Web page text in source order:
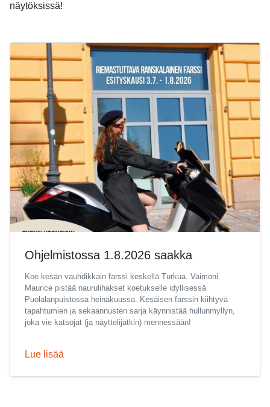
näytöksissä!
Ohjelmistossa 1.8.2026 saakka
Koe kesän vauhdikkain farssi keskellä Turkua. Vaimoni
Maurice pistää naurulihakset koetukselle idyllisessä
Puolalanpuistossa heinäkuussa. Kesäisen farssin kiihtyvä
tapahtumien ja sekaannusten sarja käynnistää hullunmyllyn,
joka vie katsojat (ja näyttelijätkin) mennessään!
Lue lisää